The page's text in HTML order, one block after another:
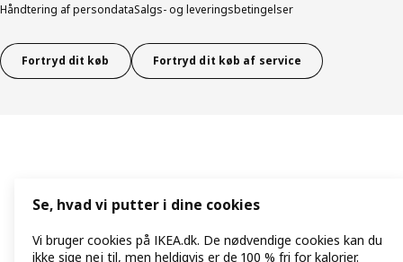
Håndtering af persondataSalgs- og leveringsbetingelser
Fortryd dit køb Fortryd dit køb af service
Se, hvad vi putter i dine cookies
Vi bruger cookies på IKEA.dk. De nødvendige cookies kan du
ikke sige nej til, men heldigvis er de 100 % fri for kalorier.